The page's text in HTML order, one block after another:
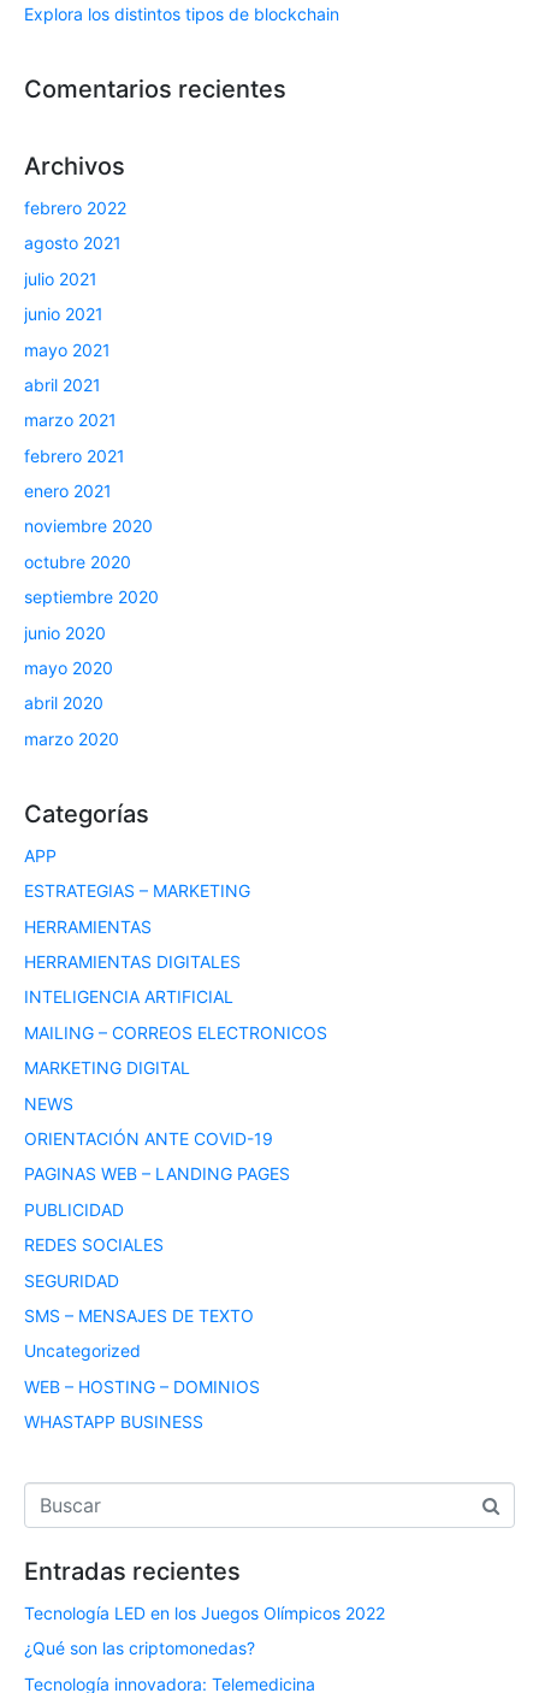
Explora los distintos tipos de blockchain
Comentarios recientes
Archivos
febrero 2022
agosto 2021
julio 2021
junio 2021
mayo 2021
abril 2021
marzo 2021
febrero 2021
enero 2021
noviembre 2020
octubre 2020
septiembre 2020
junio 2020
mayo 2020
abril 2020
marzo 2020
Categorías
APP
ESTRATEGIAS – MARKETING
HERRAMIENTAS
HERRAMIENTAS DIGITALES
INTELIGENCIA ARTIFICIAL
MAILING – CORREOS ELECTRONICOS
MARKETING DIGITAL
NEWS
ORIENTACIÓN ANTE COVID-19
PAGINAS WEB – LANDING PAGES
PUBLICIDAD
REDES SOCIALES
SEGURIDAD
SMS – MENSAJES DE TEXTO
Uncategorized
WEB – HOSTING – DOMINIOS
WHASTAPP BUSINESS
Entradas recientes
Tecnología LED en los Juegos Olímpicos 2022
¿Qué son las criptomonedas?
Tecnología innovadora: Telemedicina